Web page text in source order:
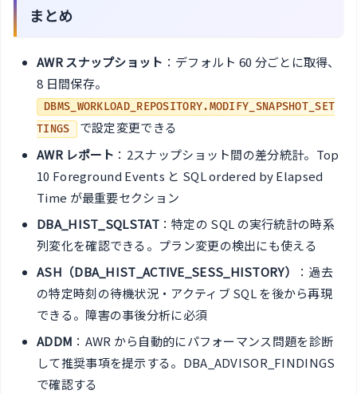
まとめ
AWR スナップショット ：デフォルト 60 分ごとに取得、
8 日間保存。
DBMS_WORKLOAD_REPOSITORY.MODIFY_SNAPSHOT_SET
TINGS で設定変更できる
AWR レポート ：2スナップショット間の差分統計。Top
10 Foreground Events と SQL ordered by Elapsed
Time が最重要セクション
DBA_HIST_SQLSTAT：特定の SQL の実行統計の時系
列変化を確認できる。プラン変更の検出にも使える
ASH（DBA_HIST_ACTIVE_SESS_HISTORY）
：過去
の特定時刻の待機状況・アクティブ SQL を後から再現
できる。障害の事後分析に必須
ADDM ：AWR から自動的にパフォーマンス問題を診断
して推奨事項を提示する。DBA_ADVISOR_FINDINGS
で確認する